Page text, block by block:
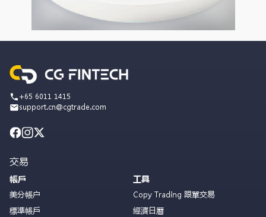
+65 6011 1415
support.cn@cgtrade.com
交易
帳戶
美分帳户
標準帳戶
工具
Copy Trading 跟單交易
經濟日曆